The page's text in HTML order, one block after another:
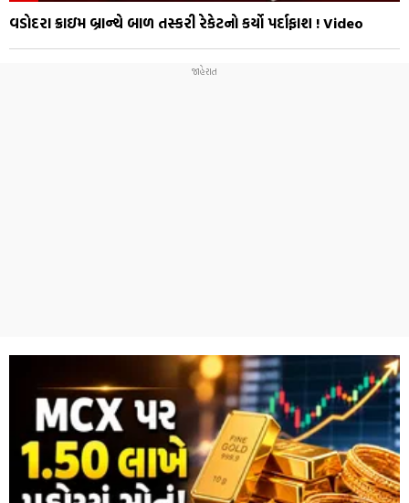
વડોદરા ક્રાઇમ બ્રાન્ચે બાળ તસ્કરી રેકેટનો કર્યો પર્દાફાશ ! Video